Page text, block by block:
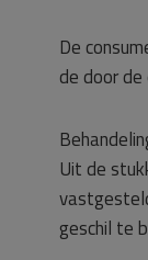
De
de door
Uit de
geschil te